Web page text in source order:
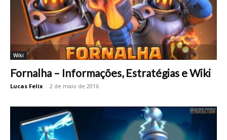
Wiki
Fornalha – Informações, Estratégias e Wiki
Lucas Felix - 2 de maio de 2016